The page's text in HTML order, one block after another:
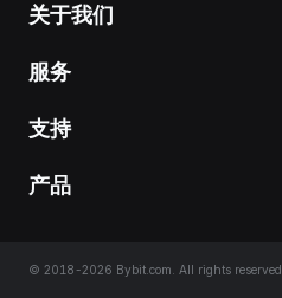
关于我们
服务
支持
产品
© 2018-2026 Bybit.com. All rights reserved.